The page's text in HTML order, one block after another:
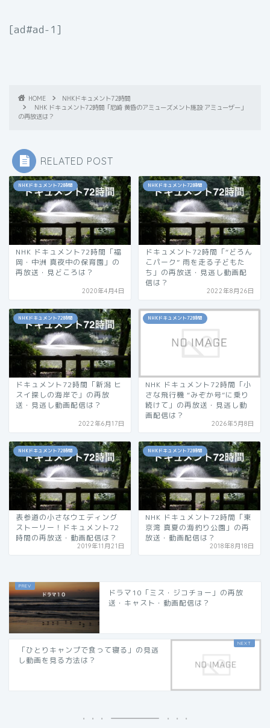
[ad#ad-1]
HOME
NHKドキュメント72時間
NHK ドキュメント72時間「尼崎 黄昏のアミューズメント施設 アミューザー」
の再放送は？
RELATED POST
NHKドキュメント72時間
NHK ドキュメント72時間「福
岡・中洲 真夜中の保育園」の
再放送・見どころは？
2020年4月4日
NHKドキュメント72時間
ドキュメント72時間「“どろん
こパーク” 雨を走る子どもた
ち」の再放送・見逃し動画配
信は？
2022年8月26日
NHKドキュメント72時間
ドキュメント72時間「新潟 ヒ
スイ探しの海岸で」の再放
送・見逃し動画配信は？
2022年6月17日
NHKドキュメント72時間
NHK ドキュメント72時間「小
さな飛行機 “みぞか号”に乗り
続けて」の再放送・見逃し動
画配信は？
2026年5月8日
NHKドキュメント72時間
表参道の小さなウエディング
ストーリー！ドキュメント72
時間の再放送・動画配信は？
2019年11月21日
NHKドキュメント72時間
NHK ドキュメント72時間「東
京湾 真夏の海釣り公園」の再
放送・動画配信は？
2018年8月18日
ドラマ10「ミス・ジコチョー」の再放
送・キャスト・動画配信は？
「ひとりキャンプで食って寝る」の見逃
し動画を見る方法は？